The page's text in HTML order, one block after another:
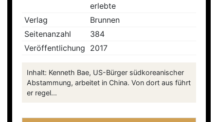
erlebte
Verlag
Brunnen
Seitenanzahl
384
Veröffentlichung 2017
Inhalt: Kenneth Bae, US-Bürger südkoreanischer
Abstammung, arbeitet in China. Von dort aus führt
er regel...